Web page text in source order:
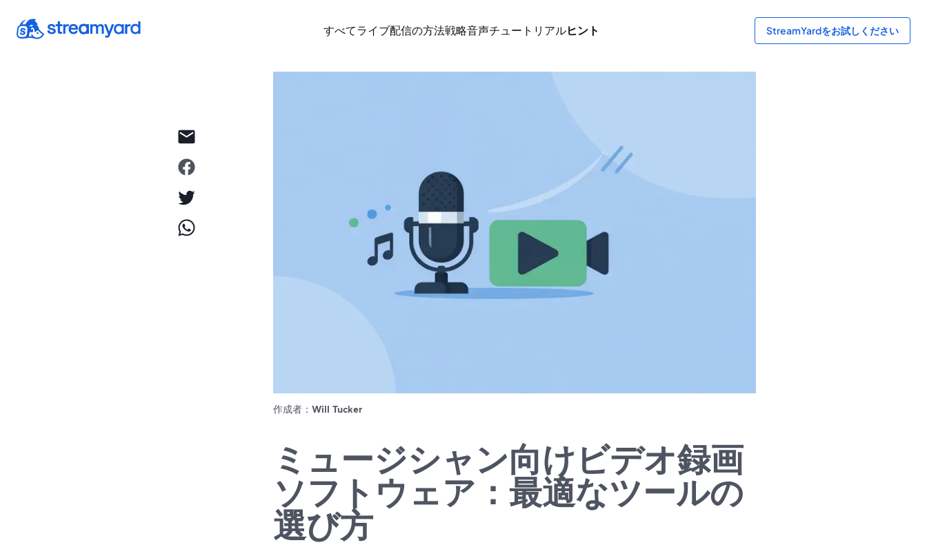
すべてライブ配信の方法戦略音声チュートリアルヒント StreamYardをお試しください
作成者： Will Tucker
ミュージシャン向けビデオ録画
ソフトウェア：最適なツールの
選び方